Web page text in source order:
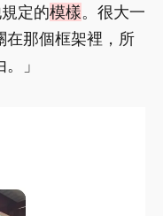
定的模樣。很大一
在那個框架裡，所
」